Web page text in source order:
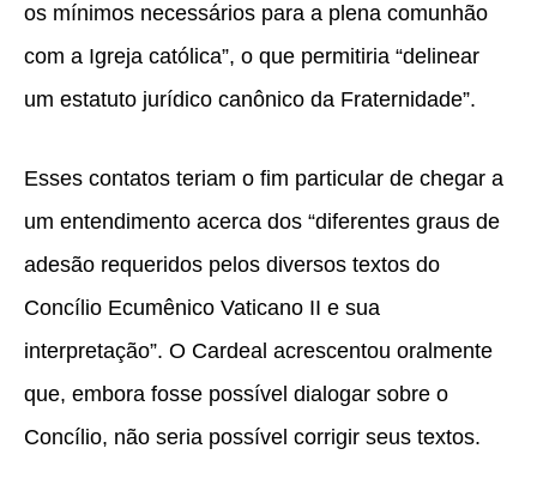
os mínimos necessários para a plena comunhão
com a Igreja católica”, o que permitiria “delinear
um estatuto jurídico canônico da Fraternidade”.
Esses contatos teriam o fim particular de chegar a
um entendimento acerca dos “diferentes graus de
adesão requeridos pelos diversos textos do
Concílio Ecumênico Vaticano II e sua
interpretação”. O Cardeal acrescentou oralmente
que, embora fosse possível dialogar sobre o
Concílio, não seria possível corrigir seus textos.